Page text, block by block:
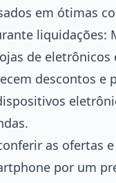
em ótimas
liquidações:
de eletrônicos
descontos e
as ofertas
por um